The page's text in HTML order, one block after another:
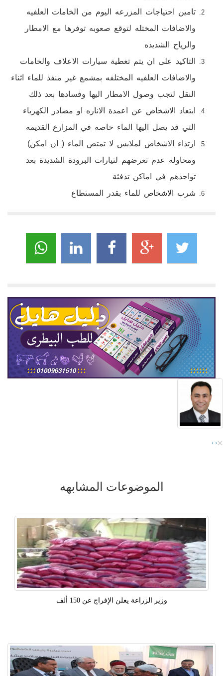
تامين احتياجات المزرعه اليوم من الخامات العلفيه
والاضافات المختله لتوقع صعوبه توفرها مع الامطار
والرياح الشديده
التاكيد على ان يتم تغطية سيارات الاعلاف والخامات
والاضافات العلفيه المختلفه بمشمع غير منفذ للماء اثناء
النقل لتجب وصول الامطار اليها وفسادها بعد ذلك
ابتعاد الاشخاص عن اعمدة الاناره او مصادر الكهرباء
التي قد يصل اليها الماء خاصه في المزارع القديمه
ارتداء الاشخاص لملابس لا تمتص الماء ( ان امكن)
ومحاوله عدم تعرضهم لتيارات البرودة الشديدة بعد
تواجدهم في اماكن تدفئة
شرب الاشخاص للماء بقدر المستطاع
‹
› ×
الموضوعات المشابهه
وزير الزراعة يعلن الإفراج عن 150 ألف